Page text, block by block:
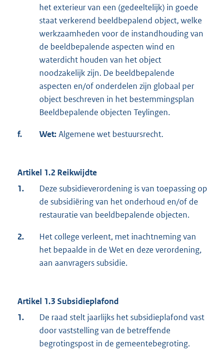
het exterieur van een (gedeeltelijk) in goede
staat verkerend beeldbepalend object, welke
werkzaamheden voor de instandhouding van
de beeldbepalende aspecten wind en
waterdicht houden van het object
noodzakelijk zijn. De beeldbepalende
aspecten en/of onderdelen zijn globaal per
object beschreven in het bestemmingsplan
Beeldbepalende objecten Teylingen.
f. Wet: Algemene wet bestuursrecht.
Artikel 1.2 Reikwijdte
1.
Deze subsidieverordening is van toepassing op
de subsidiëring van het onderhoud en/of de
restauratie van beeldbepalende objecten.
2.
Het college verleent, met inachtneming van
het bepaalde in de Wet en deze verordening,
aan aanvragers subsidie.
Artikel 1.3 Subsidieplafond
1.
De raad stelt jaarlijks het subsidieplafond vast
door vaststelling van de betreffende
begrotingspost in de gemeentebegroting.